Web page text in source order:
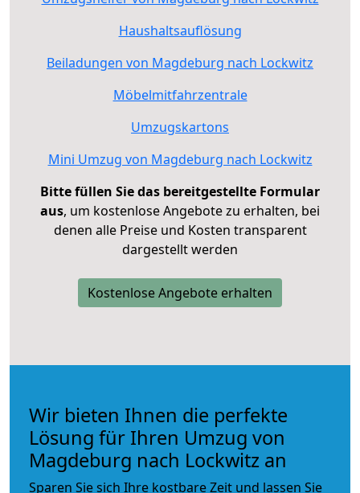
Haushaltsauflösung
Beiladungen von Magdeburg nach Lockwitz
Möbelmitfahrzentrale
Umzugskartons
Mini Umzug von Magdeburg nach Lockwitz
Bitte füllen Sie das bereitgestellte Formular
aus, um kostenlose Angebote zu erhalten, bei
denen alle Preise und Kosten transparent
dargestellt werden
Kostenlose Angebote erhalten
Wir bieten Ihnen die perfekte
Lösung für Ihren Umzug von
Magdeburg nach Lockwitz an
Sparen Sie sich Ihre kostbare Zeit und lassen Sie